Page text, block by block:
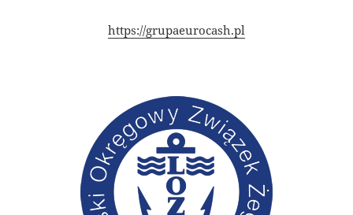
https://grupaeurocash.pl